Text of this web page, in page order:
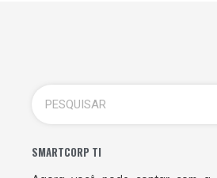
SMARTCORP TI